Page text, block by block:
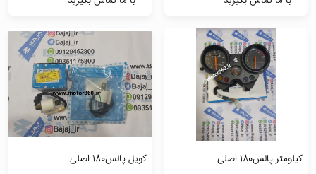
کیلومتر پالس180 اصلی کویل پالس180 اصلی